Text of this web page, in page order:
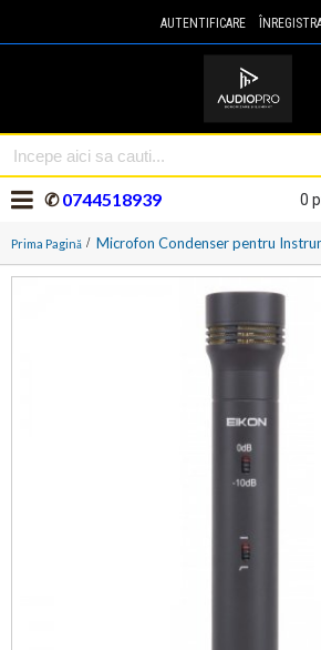
AUTENTIFICARE
0
✆0744518939
Prima Pagină Microfon Condenser pentru